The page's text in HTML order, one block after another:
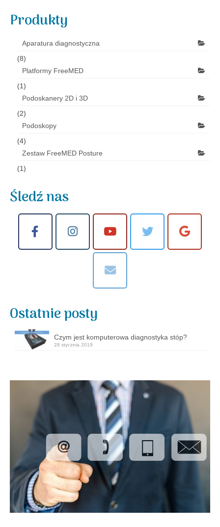
Produkty
Aparatura diagnostyczna
(8)
Platformy FreeMED
(1)
Podoskanery 2D i 3D
(2)
Podoskopy
(4)
Zestaw FreeMED Posture
(1)
Śledź nas
Ostatnie posty
Czym jest komputerowa diagnostyka stóp?
28 stycznia 2019